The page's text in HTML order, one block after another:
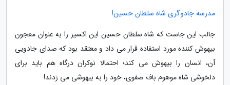
مدرسه جادوگری شاه سلطان حسین!
جالب این جاست که شاه سلطان حسین این اکسیر را به عنوان معجون
بیهوش کننده مورد استفاده قرار می داد و معتقد بود که صدای جادویی
آن، انسان را بیهوش می کند؛ احتمالا نوکران درگاه هم باید برای
دلخوشی شاه موهوم باف صفوی، خود را به بیهوشی می زدند!